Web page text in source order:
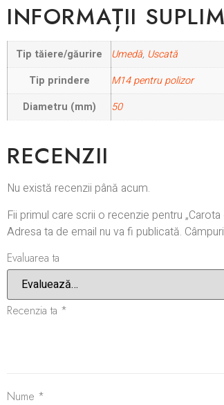
INFORMAȚII
Tip tăiere/găurire Umedă, Uscată
Tip prindere
M14 pentru polizor
Diametru (mm)
50
RECENZII
Nu există recenzii până acum.
Fii primul care scrii o recenzie pentru
Adresa ta de email nu va fi publicată.
Evaluarea ta
Recenzia ta *
Nume *